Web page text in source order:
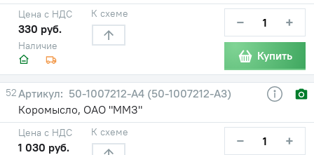
Наличие
Цена с НДС
330 руб.
К схеме − +
Купить
52
50-1007212-А4 (50-1007212-А3)
Коромысло, ОАО "ММЗ"
Цена с НДС
1 030 руб.
К схеме − +